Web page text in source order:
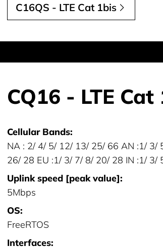
C16QS - LTE Cat 1bis
CQ16 - LTE Cat
Cellular Bands:
NA : 2/ 4/ 5/ 12/ 13/ 25/ 66 AN :1/ 3/
26/ 28 EU :1/ 3/ 7/ 8/ 20/ 28 IN :1/ 3/
Uplink speed [peak value]:
5Mbps
OS:
FreeRTOS
Interfaces: